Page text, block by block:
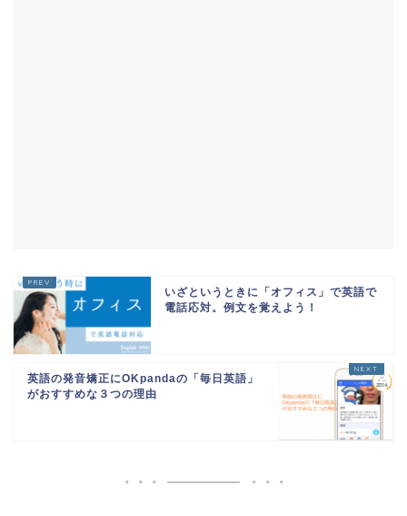
いざというときに「オフィス」で英語で
電話応対。例文を覚えよう！
英語の発音矯正にOKpandaの「毎日英語」
がおすすめな３つの理由